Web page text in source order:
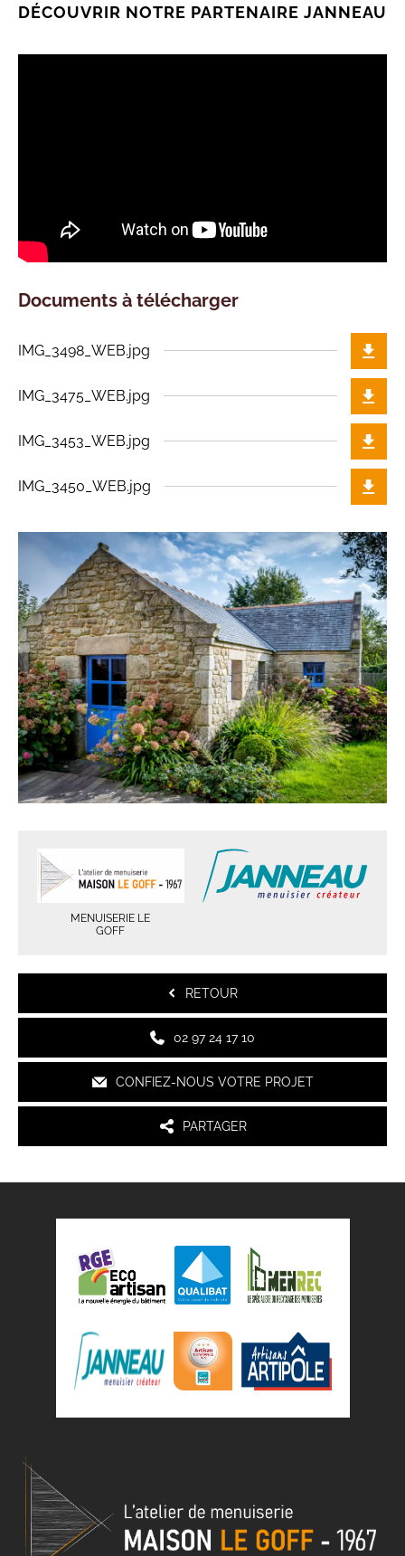
DÉCOUVRIR NOTRE PARTENAIRE JANNEAU
Documents à télécharger
IMG_3498_WEB.jpg
IMG_3475_WEB.jpg
IMG_3453_WEB.jpg
IMG_3450_WEB.jpg
MENUISERIE LE
GOFF
RETOUR
02 97 24 17 10
CONFIEZ-NOUS VOTRE PROJET
PARTAGER